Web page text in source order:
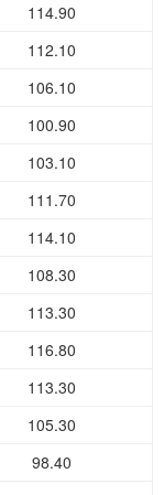
114.90
112.10
106.10
100.90
103.10
111.70
114.10
108.30
113.30
116.80
113.30
105.30
98.40